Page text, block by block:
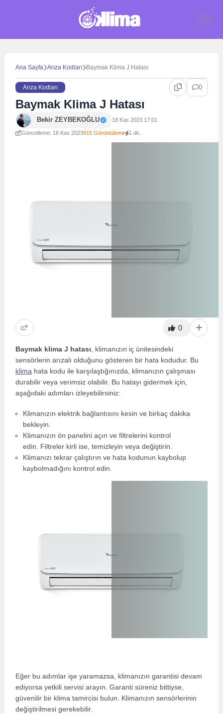
Ana Sayfa Arıza Kodları Baymak Klima J Hatası
Arıza Kodları 0
Baymak Klima J Hatası
Bekir ZEYBEKOĞLU 18 Kas 2023 17:01
Güncelleme: 18 Kas 2023915 Görüntüleme 1 dk.
0
Baymak klima J hatası, klimanızın iç ünitesindeki
sensörlerin arızalı olduğunu gösteren bir hata kodudur. Bu
klima hata kodu ile karşılaştığınızda, klimanızın çalışması
durabilir veya verimsiz olabilir. Bu hatayı gidermek için,
aşağıdaki adımları izleyebilirsiniz:
Klimanızın elektrik bağlantısını kesin ve birkaç dakika
bekleyin.
Klimanızın ön panelini açın ve filtrelerini kontrol
edin. Filtreler kirli ise, temizleyin veya değiştirin.
Klimanızı tekrar çalıştırın ve hata kodunun kaybolup
kaybolmadığını kontrol edin.
Eğer bu adımlar işe yaramazsa, klimanızın garantisi devam
ediyorsa yetkili servisi arayın. Garanti süreniz bittiyse,
güvenilir bir klima tamircisi bulun. Klimanızın sensörlerinin
değiştirilmesi gerekebilir.